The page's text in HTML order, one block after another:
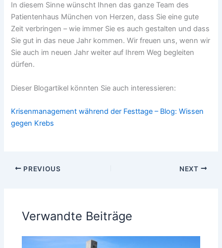
In diesem Sinne wünscht Ihnen das ganze Team des
Patientenhaus München von Herzen, dass Sie eine gute
Zeit verbringen – wie immer Sie es auch gestalten und dass
Sie gut in das neue Jahr kommen. Wir freuen uns, wenn wir
Sie auch im neuen Jahr weiter auf Ihrem Weg begleiten
dürfen.
Dieser Blogartikel könnten Sie auch interessieren:
Krisenmanagement während der Festtage – Blog: Wissen
gegen Krebs
PREVIOUS NEXT
Verwandte Beiträge